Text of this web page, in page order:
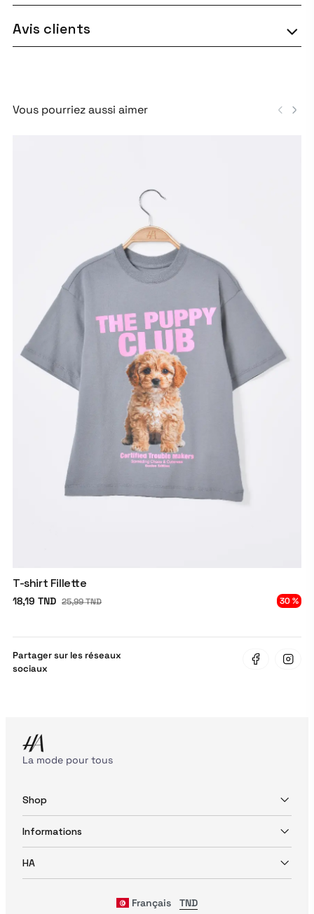
Avis clients
Vous pourriez aussi aimer
T-shirt Fillette
18,19 TND 25,99 TND 30 %
Partager sur les réseaux
sociaux
La mode pour tous
Shop
Informations
HA
Français TND